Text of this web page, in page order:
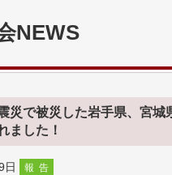
NEWS
災で被災した岩手県、宮城
ました！
日 報告